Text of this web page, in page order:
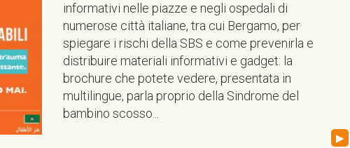
informativi nelle piazze e negli ospedali di
numerose città italiane, tra cui Bergamo, per
spiegare i rischi della SBS e come prevenirla e
distribuire materiali informativi e gadget: la
brochure che potete vedere, presentata in
multilingue, parla proprio della Sindrome del
bambino scosso...
▸